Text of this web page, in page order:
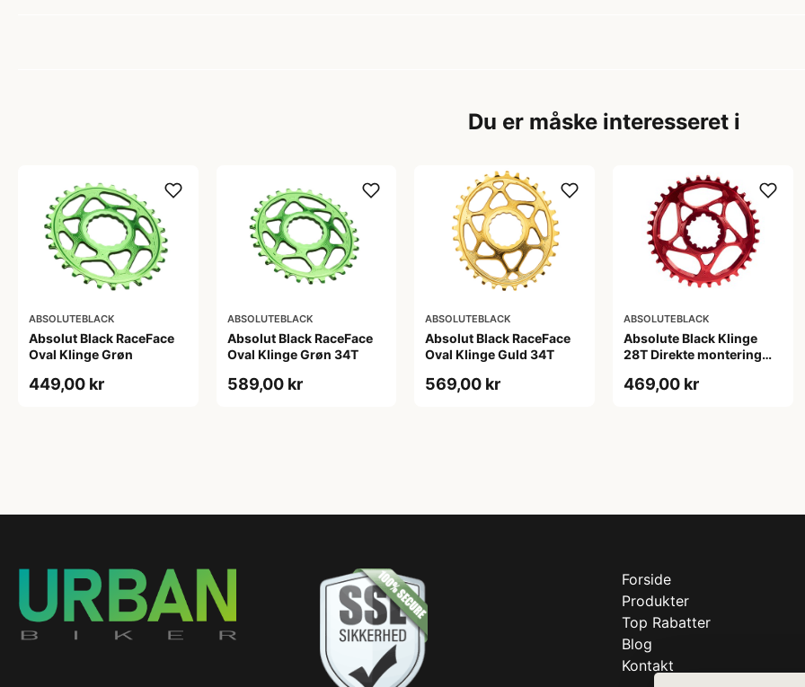
Du er måske interesseret i
ABSOLUTEBLACK
Absolut Black RaceFace
Oval Klinge Grøn
449,00 kr
ABSOLUTEBLACK
Absolut Black RaceFace
Oval Klinge Grøn 34T
589,00 kr
ABSOLUTEBLACK
Absolut Black RaceFace
Oval Klinge Guld 34T
569,00 kr
ABSOLUTEBLACK
Absolute Black Klinge
28T Direkte montering
469,00 kr
Forside
Produkter
Top Rabatter
Blog
Kontakt